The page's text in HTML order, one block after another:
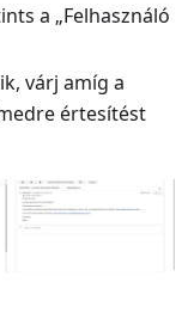
a „Felhasználó
várj amíg a
értesítést